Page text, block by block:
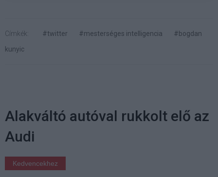
Címkék: #twitter #mesterséges intelligencia
#bogdan
kunyic
Alakváltó autóval rukkolt elő az
Audi
Kedvencekhez